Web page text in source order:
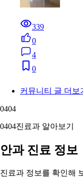
339
0
4
0
커뮤니티 글 더보
0404
0404진료과 알아보기
안과 진료 정보
진료과 정보를 확인해